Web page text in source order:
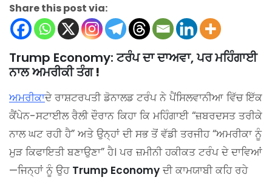
Share this post via:
Trump Economy: ਟਰੰਪ ਦਾ ਦਾਅਵਾ, ਪਰ ਮਹਿੰਗਾਈ
ਨਾਲ ਅਮਰੀਕੀ ਤੰਗ!
ਅਮਰੀਕਾਦੇ ਰਾਸ਼ਟਰਪਤੀ ਡੋਨਾਲਡ ਟਰੰਪ ਨੇ ਪੈਂਸਿਲਵਾਨੀਆ ਵਿੱਚ ਇੱਕ
ਕੈਂਪੇਨ-ਸਟਾਈਲ ਰੈਲੀ ਦੌਰਾਨ ਕਿਹਾ ਕਿ ਮਹਿੰਗਾਈ “ਜ਼ਬਰਦਸਤ ਤਰੀਕੇ
ਨਾਲ ਘਟ ਰਹੀ ਹੈ” ਅਤੇ ਉਨ੍ਹਾਂ ਦੀ ਸਭ ਤੋਂ ਵੱਡੀ ਤਰਜੀਹ “ਅਮਰੀਕਾ ਨੂੰ
ਮੁੜ ਕਿਫਾਇਤੀ ਬਣਾਉਣਾ” ਹੈ। ਪਰ ਜ਼ਮੀਨੀ ਹਕੀਕਤ ਟਰੰਪ ਦੇ ਦਾਵਿਆਂ
—ਜਿਨ੍ਹਾਂ ਨੂੰ ਉਹ Trump Economy ਦੀ ਕਾਮਯਾਬੀ ਕਹਿ ਰਹੇ